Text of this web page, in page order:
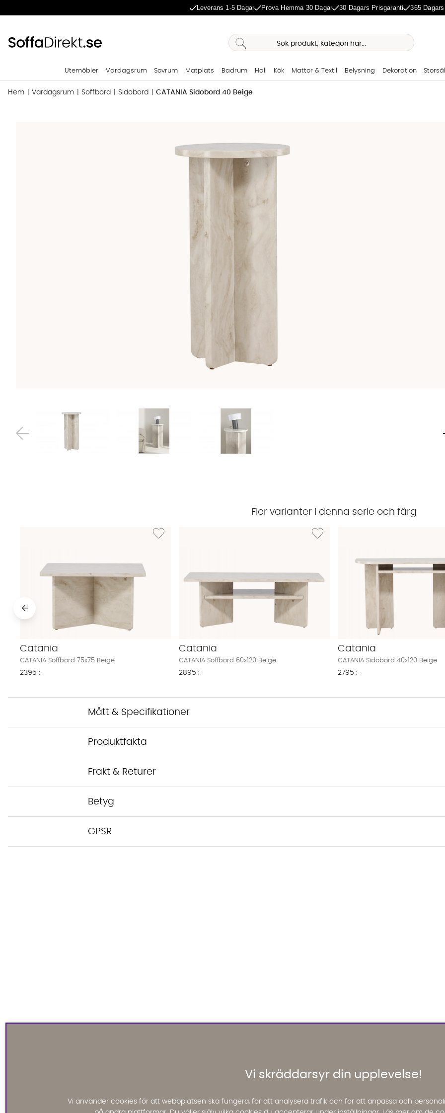
Leverans 1-5 Dagar Prova Hemma 30 Dagar 30 Dagars Prisgaranti 365
Utemöbler Vardagsrum Sovrum Matplats Badrum Hall Kök Mattor & Textil Belysning Dekoration
Hem Vardagsrum Soffbord Sidobord CATANIA Sidobord 40 Beige
Fler varianter i denna serie och färg
Lägg till i önskelista: CATANIA Soffbord 75x75 Beige
Catania
CATANIA Soffbord 75x75 Beige
2395 :-
Lägg till i önskelista: CATANIA Soffbord 60x120
Catania
CATANIA Soffbord 60x120 Beige
2895 :-
Catania
CATANIA Sidobord 40x120 Beige
2795 :-
Mått & Specifikationer
Produktfakta
Frakt & Returer
Betyg
GPSR
Vi skräddarsyr din upplevelse!
Vi använder cookies för att webbplatsen ska fungera, för att analysera trafik och för att anpassa och